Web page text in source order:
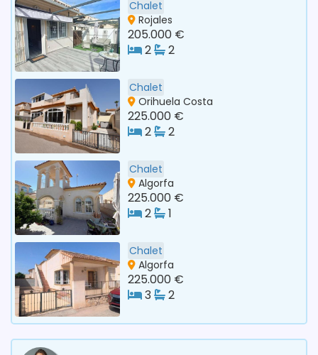
Chalet
Rojales
205.000 €
2
2
Chalet
Orihuela Costa
225.000 €
2
2
Chalet
Algorfa
225.000 €
2
1
Chalet
Algorfa
225.000 €
3
2